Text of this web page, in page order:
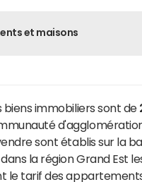
et maisons
biens immobiliers sont de
sont établis sur la
la région Grand Est
le tarif des